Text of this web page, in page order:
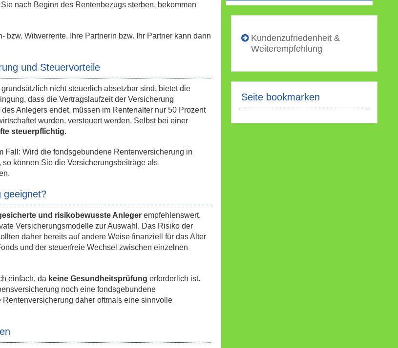
Kundenzufriedenheit &
Weiterempfehlung
Seite bookmarken
nach Beginn des Rentenbezugs sterben, bekommen
Witwerrente. Ihre Partnerin bzw. Ihr Partner kann dann
und Steuervorteile
nicht steuerlich absetzbar sind, bietet die
dass die Vertragslaufzeit der Versicherung
Anlegers endet, müssen im Rentenalter nur 50 Prozent
wurden, versteuert werden. Selbst bei einer
steuerpflichtig.
Fall: Wird die fondsgebundene Rentenversicherung in
können Sie die Versicherungsbeiträge als
geeignet?
und risikobewusste Anleger empfehlenswert.
Versicherungsmodelle zur Auswahl. Das Risiko der
daher bereits auf andere Weise finanziell für das Alter
und der steuerfreie Wechsel zwischen einzelnen
einfach, da keine Gesundheitsprüfung erforderlich ist.
noch eine fondsgebundene
daher oftmals eine sinnvolle